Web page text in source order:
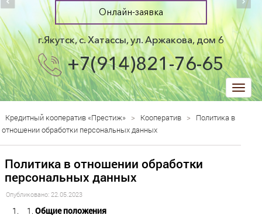
Онлайн-заявка
г.Якутск, с. Хатассы, ул. Аржакова, дом 6
+7(914)821-76-65
trk
Кредитный кооператив «Престиж» > Кооператив >
Политика в
отношении обработки персональных данных
Политика в отношении обработки
персональных данных
Опубликовано: 22.05.2023
Общие положения